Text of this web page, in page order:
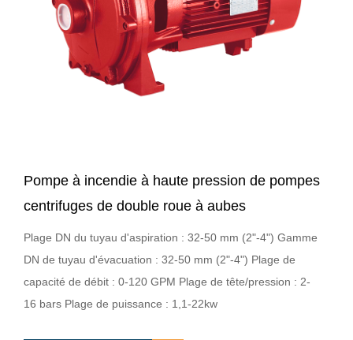
Pompe à incendie à haute pression de pompes
centrifuges de double roue à aubes
Plage DN du tuyau d'aspiration : 32-50 mm (2"-4") Gamme
DN de tuyau d'évacuation : 32-50 mm (2"-4") Plage de
capacité de débit : 0-120 GPM Plage de tête/pression : 2-
16 bars Plage de puissance : 1,1-22kw